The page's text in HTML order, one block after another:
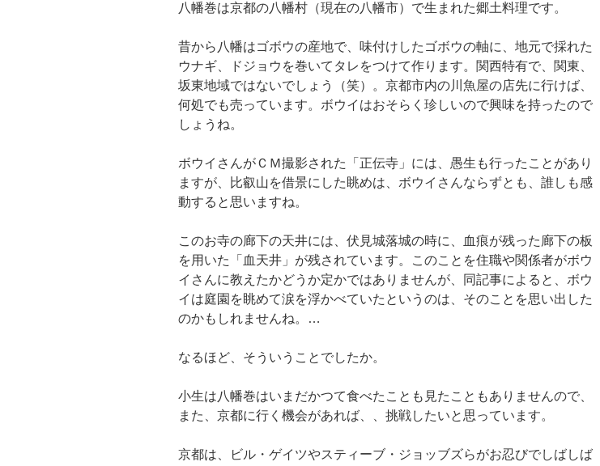
八幡巻は京都の八幡村（現在の八幡市）で生まれた郷土料理です。
昔から八幡はゴボウの産地で、味付けしたゴボウの軸に、地元で採れた
ウナギ、ドジョウを巻いてタレをつけて作ります。関西特有で、関東、
坂東地域ではないでしょう（笑）。京都市内の川魚屋の店先に行けば、
何処でも売っています。ボウイはおそらく珍しいので興味を持ったので
しょうね。
ボウイさんがＣＭ撮影された「正伝寺」には、愚生も行ったことがあり
ますが、比叡山を借景にした眺めは、ボウイさんならずとも、誰しも感
動すると思いますね。
このお寺の廊下の天井には、伏見城落城の時に、血痕が残った廊下の板
を用いた「血天井」が残されています。このことを住職や関係者がボウ
イさんに教えたかどうか定かではありませんが、同記事によると、ボウ
イは庭園を眺めて涙を浮かべていたというのは、そのことを思い出した
のかもしれませんね。…
なるほど、そういうことでしたか。
小生は八幡巻はいまだかつて食べたことも見たこともありませんので、
また、京都に行く機会があれば、、挑戦したいと思っています。
京都は、ビル・ゲイツやスティーブ・ジョッブズらがお忍びでしばしば